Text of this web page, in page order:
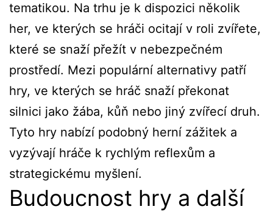
tematikou. Na trhu je k dispozici několik
her, ve kterých se hráči ocitají v roli zvířete,
které se snaží přežít v nebezpečném
prostředí. Mezi populární alternativy patří
hry, ve kterých se hráč snaží překonat
silnici jako žába, kůň nebo jiný zvířecí druh.
Tyto hry nabízí podobný herní zážitek a
vyzývají hráče k rychlým reflexům a
strategickému myšlení.
Budoucnost hry a další